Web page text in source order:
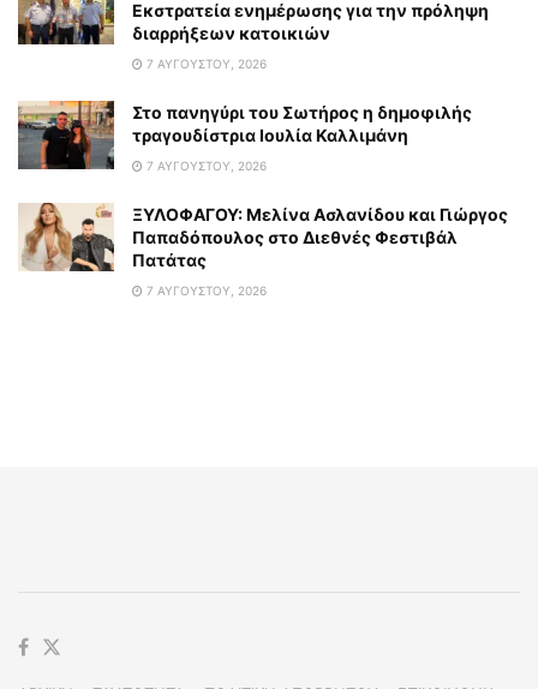
Εκστρατεία ενημέρωσης για την πρόληψη
διαρρήξεων κατοικιών
7 ΑΥΓΟΎΣΤΟΥ, 2026
Στο πανηγύρι του Σωτήρος η δημοφιλής
τραγουδίστρια Ιουλία Καλλιμάνη
7 ΑΥΓΟΎΣΤΟΥ, 2026
ΞΥΛΟΦΑΓΟΥ: Μελίνα Ασλανίδου και Γιώργος
Παπαδόπουλος στο Διεθνές Φεστιβάλ
Πατάτας
7 ΑΥΓΟΎΣΤΟΥ, 2026